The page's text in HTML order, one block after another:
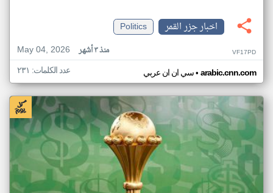
اخبار جزر القمر
Politics
May 04, 2026
منذ ٣ أشهر VF17PD
سي ان ان عربي• arabic.cnn.com عدد الكلمات: ٢٣١